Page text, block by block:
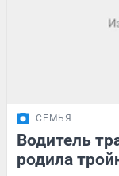
СЕМЬЯ
Водитель
родила